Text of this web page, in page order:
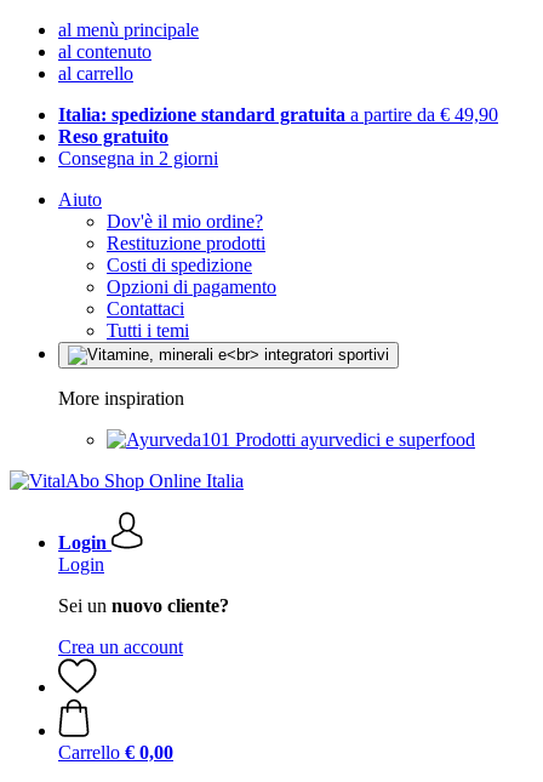
al menù principale
al contenuto
al carrello
Italia: spedizione standard gratuita a partire da € 49,90
Reso gratuito
Consegna in 2 giorni
Aiuto
Dov'è il mio ordine?
Restituzione prodotti
Costi di spedizione
Opzioni di pagamento
Contattaci
Tutti i temi
More inspiration
Prodotti ayurvedici e superfood
Login
Login
Sei un nuovo cliente?
Crea un account
Carrello € 0,00